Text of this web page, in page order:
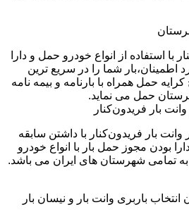
با استفاده از انواع خودرو حمل و دارا
اطمینان،بار شما را در سریع ترین
حمل همراه با بارنامه و بیمه نامه
حمل می نماید.
بار فریدون‌کنار
وانت بار فریدون‌کنار با داشتن سابقه
دارا بودن مجوز حمل بار با انواع خودرو
تمامی شهرستان های ایران می باشد.
باربری وانت بار و نیسان بار